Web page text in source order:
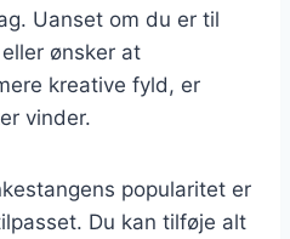
Uanset om du er til
ønsker at
kreative fyld, er
vinder.
popularitet er
Du kan tilføje alt